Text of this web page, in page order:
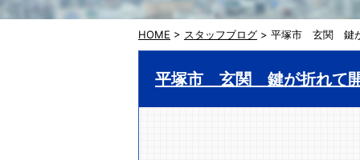
HOME > スタッフブログ > 平塚市 玄関 鍵
平塚市 玄関 鍵が折れて